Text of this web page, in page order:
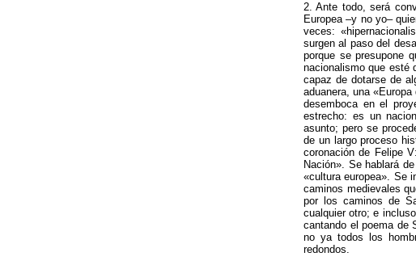
2. Ante todo, será
Europea –y no yo–
veces:
surgen al paso del
porque se presupone
nacionalismo que esté
capaz de dotarse de
aduanera, una
desemboca en el
estrecho: es un
asunto; pero se
de un largo proceso
coronación de Felipe
Nación». Se hablará
«cultura europea». Se
caminos medievales
por los caminos de
cualquier otro; e
cantando el poema de
no ya todos los
redondos.